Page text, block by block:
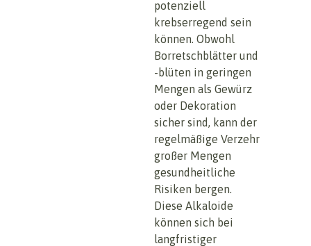
potenziell
krebserregend sein
können. Obwohl
Borretschblätter und
-blüten in geringen
Mengen als Gewürz
oder Dekoration
sicher sind, kann der
regelmäßige Verzehr
großer Mengen
gesundheitliche
Risiken bergen.
Diese Alkaloide
können sich bei
langfristiger